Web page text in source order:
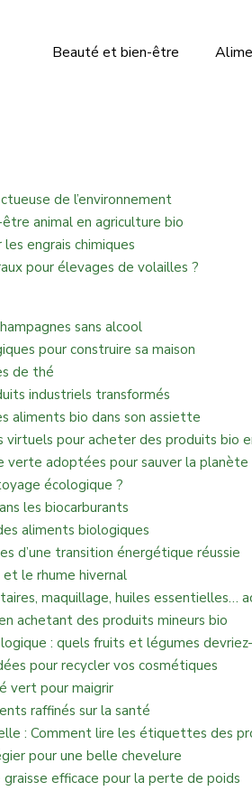
Beauté et bien-être
de l’environnement
animal en agriculture bio
engrais chimiques
pour élevages de volailles ?
sans alcool
pour construire sa maison
de thé
industriels transformés
aliments bio dans son assiette
virtuels pour acheter des produits bio
verte adoptées pour sauver la planète
écologique ?
les biocarburants
aliments biologiques
d’une transition énergétique réussie
le rhume hivernal
maquillage, huiles essentielles…
achetant des produits mineurs bio
: quels fruits et légumes
pour recycler vos cosmétiques
vert pour maigrir
raffinés sur la santé
: Comment lire les étiquettes des
pour une belle chevelure
graisse efficace pour la perte de poids